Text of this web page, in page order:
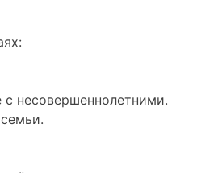
несовершеннолетними.